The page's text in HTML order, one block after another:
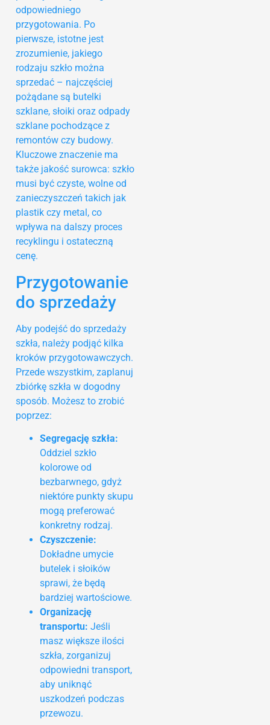
odpowiedniego
przygotowania. Po
pierwsze, istotne jest
zrozumienie, jakiego
rodzaju szkło można
sprzedać – najczęściej
pożądane są butelki
szklane, słoiki oraz odpady
szklane pochodzące z
remontów czy budowy.
Kluczowe znaczenie ma
także jakość surowca: szkło
musi być czyste, wolne od
zanieczyszczeń takich jak
plastik czy metal, co
wpływa na dalszy proces
recyklingu i ostateczną
cenę.
Przygotowanie
do sprzedaży
Aby podejść do sprzedaży
szkła, należy podjąć kilka
kroków przygotowawczych.
Przede wszystkim, zaplanuj
zbiórkę szkła w dogodny
sposób. Możesz to zrobić
poprzez:
Segregację szkła:
Oddziel szkło
kolorowe od
bezbarwnego, gdyż
niektóre punkty skupu
mogą preferować
konkretny rodzaj.
Czyszczenie:
Dokładne umycie
butelek i słoików
sprawi, że będą
bardziej wartościowe.
Organizację
transportu: Jeśli
masz większe ilości
szkła, zorganizuj
odpowiedni transport,
aby uniknąć
uszkodzeń podczas
przewozu.